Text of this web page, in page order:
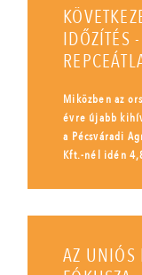
IDŐZÍTÉS
Miközben az
évre újabb
a Pécsváradi
Kft.-nél idén
AZ UNIÓS